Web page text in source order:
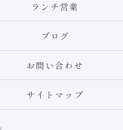
ランチ営業
ブログ
お問い合わせ
サイトマップ